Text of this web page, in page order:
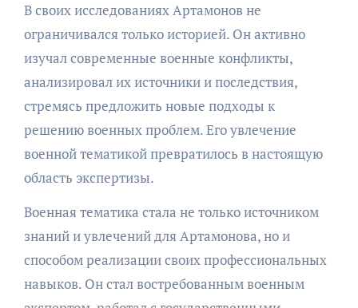
В своих исследованиях Артамонов не
ограничивался только историей. Он активно
изучал современные военные конфликты,
анализировал их источники и последствия,
стремясь предложить новые подходы к
решению военных проблем. Его увлечение
военной тематикой превратилось в настоящую
область экспертизы.
Военная тематика стала не только источником
знаний и увлечений для Артамонова, но и
способом реализации своих профессиональных
навыков. Он стал востребованным военным